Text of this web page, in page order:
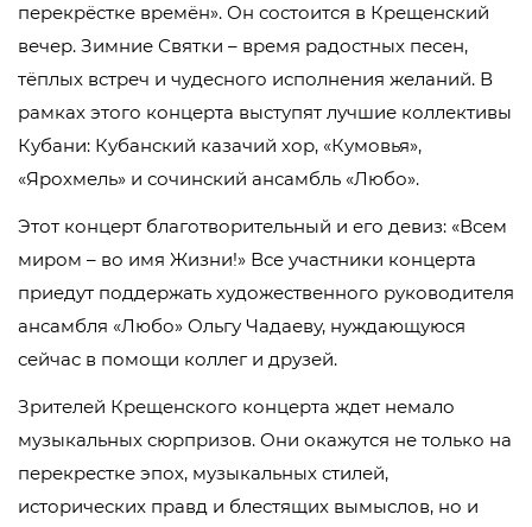
перекрёстке времён». Он состоится в Крещенский
вечер. Зимние Святки – время радостных песен,
тёплых встреч и чудесного исполнения желаний. В
рамках этого концерта выступят лучшие коллективы
Кубани: Кубанский казачий хор, «Кумовья»,
«Ярохмель» и сочинский ансамбль «Любо».
Этот концерт благотворительный и его девиз: «Всем
миром – во имя Жизни!» Все участники концерта
приедут поддержать художественного руководителя
ансамбля «Любо» Ольгу Чадаеву, нуждающуюся
сейчас в помощи коллег и друзей.
Зрителей Крещенского концерта ждет немало
музыкальных сюрпризов. Они окажутся не только на
перекрестке эпох, музыкальных стилей,
исторических правд и блестящих вымыслов, но и